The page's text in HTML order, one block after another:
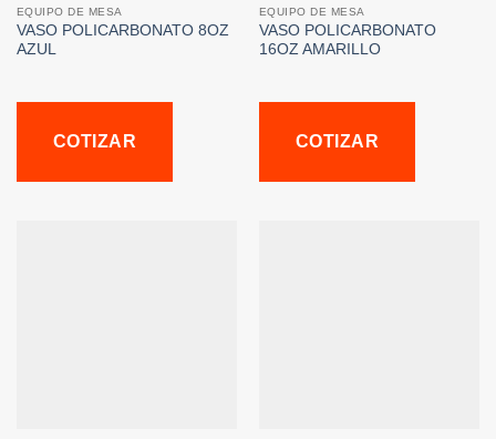
EQUIPO DE MESA
VASO POLICARBONATO 8OZ
AZUL
COTIZAR
EQUIPO DE MESA
VASO POLICARBONATO
16OZ AMARILLO
COTIZAR